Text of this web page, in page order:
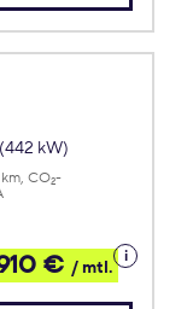
kW)
CO2-
€ / mtl.
Details
zum